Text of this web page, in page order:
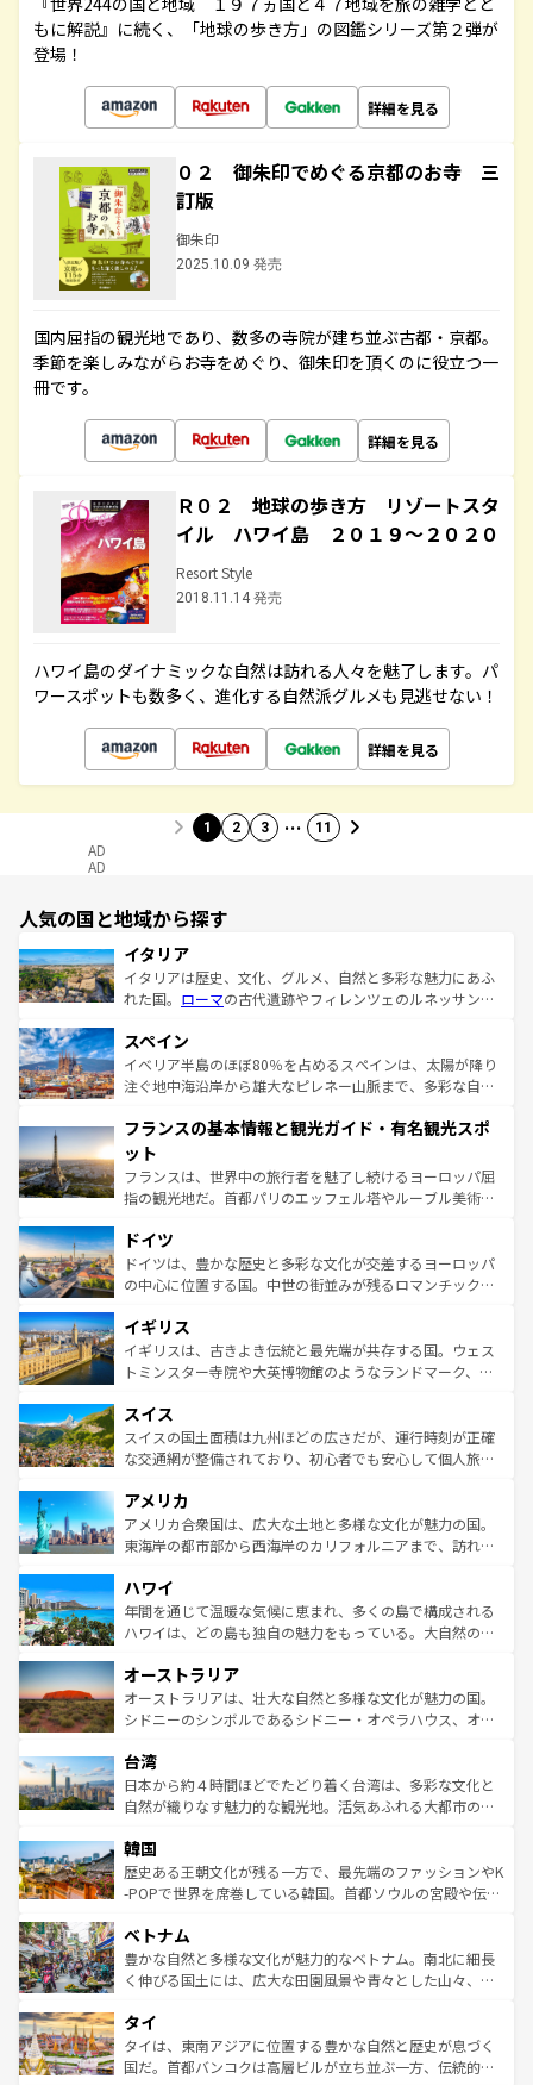
もに解説』に続く、「地球の歩き方」の図鑑シリーズ第２弾が
登場！
詳細を見る
０２ 御朱印でめぐる京都のお寺 三
訂版
御朱印
2025.10.09 発売
国内屈指の観光地であり、数多の寺院が建ち並ぶ古都・京都。
季節を楽しみながらお寺をめぐり、御朱印を頂くのに役立つ一
冊です。
詳細を見る
Ｒ０２ 地球の歩き方 リゾートスタ
イル ハワイ島 ２０１９～２０２０
Resort Style
2018.11.14 発売
ハワイ島のダイナミックな自然は訪れる人々を魅了します。パ
ワースポットも数多く、進化する自然派グルメも見逃せない！
詳細を見る
1 2 3 … 11
AD
AD
人気の国と地域から探す
イタリア
イタリアは歴史、文化、グルメ、自然と多彩な魅力にあふ
れた国。 ローマの古代遺跡やフィレンツェのルネッサンス
ろん、トスカーナの美しい田園風景やアマルフィ海岸の絶
景など、自然景観も見逃せない。観光の合間には、本場の
ピザやパスタなど、絶品のイタリア料理を堪能することも
ませてくれるイタリアで、忘れられない旅をしてみよう！
なお、新着のイタリア情報は
しい。
スペイン
イベリア半島のほぼ80％を占めるスペインは、太陽が降り
注ぐ地中海沿岸から雄大なピレネー山脈まで、多彩な自然
文化が根付くこの国では、情熱的なフラメンコ、熱気あふ
れる闘牛、そして美味しいタパスが生活の一部となってい
る。首都マドリードの洗練された雰囲気や、バルセロナの
アートに溢れた街角から、地方では古代ローマ遺跡や中世
せる。地方によって風土や気候が異なるスペインはその個
性で訪れる人を魅了する。 なお、新着のスペイン情報は コ
ンテンツ一覧を参照してほしい。
フランスの基本情報と観光ガイド・有名観光スポ
ット
フランスは、世界中の旅行者を魅了し続けるヨーロッパ屈
指の観光地だ。首都パリのエッフェル塔やルーブル美術館
で、幅広い魅力が詰まっている。華麗な宮殿、歴史的な大
聖堂、美しいビーチ、そして豊かな自然が、訪れる者を心
から魅了する。また、フランスは美食の国としても知ら
いる。シャンパンの発祥地であるランス、プロヴァンスの
香り高いラベンダー畑など、多彩な楽しみ方が可能だ。さ
らに、パリ以外の地域にも魅力が溢れており、どの街角に
れる地方に足を運ぶとそれぞれで全く異なる文化を体験で
きるだろう。 なお、新着のフランス情報はコンテンツ一覧
を参照してほしい。
ドイツ
ドイツは、豊かな歴史と多彩な文化が交差するヨーロッパ
の中心に位置する国。中世の街並みが残るロマンチック街
顔を持つこの国は、どこを歩いても飽きることがない。ベ
ルリンの文化的活気、バイエルン州のアルプスの絶景、そ
してライン川沿いのワイン畑といった風景は必見。ビール
は、お酒好きな人にはぜひ体験してほしい。 なお、新着の
ドイツ情報はコンテンツ一覧を参照してほしい。
イギリス
イギリスは、古きよき伝統と最先端が共存する国。ウェス
トミンスター寺院や大英博物館のようなランドマーク、歴
リアごとに異なる魅力がある。また、優雅なアフタヌーン
ティー、ビール好きにはたまらない英国パブ、サッカー観
戦など、本場だからこそできる体験も豊富。イギリスを旅
ンツ一覧を参照してほしい。
スイス
スイスの国土面積は九州ほどの広さだが、運行時刻が正確
な交通網が整備されており、初心者でも安心して個人旅行
の建物がそのまま残る町や、スイスならではのユニークな
博物館もあり、アルプス観光だけでなく町歩きも満喫する
ことができる。国民の所得が高いため物価も高いが、旅行
ば市内交通費無料で観光を楽しむこともできる。 なお、新
着のスイス情報はコンテンツ一覧 を参照してほしい。
アメリカ
アメリカ合衆国は、広大な土地と多様な文化が魅力の国。
東海岸の都市部から西海岸のカリフォルニアまで、訪れる
のような巨大都市は、観光、ショッピング、エンターテイ
ンメントが詰まった刺激的なスポットだ。一方、アメリカ
西部には大自然が広がり、グランドキャニオンやイエロー
部のニューオーリンズでは、音楽と美食が融合した独特の
文化が魅力。旅行者はアメリカの各地域で異なる魅力を楽
しみながら、その多様性と豊かな歴史を感じることができ
ならではの贅沢な旅のスタイルだ。 なお、新着のアメリカ
情報はコンテンツ一覧を参照してほしい。
ハワイ
年間を通じて温暖な気候に恵まれ、多くの島で構成される
ハワイは、どの島も独自の魅力をもっている。大自然の神
ワイ島は見逃せない。また、定番の観光地といえばオアフ
島だが、静かな自然を求めるならマウイ島やカウアイ島が
おすすめ。エメラルドグリーンに輝く海をはじめ、豊かな
れるおもてなしの心で訪れる人々を迎えてくれるハワイの
人々、おいしいローカルフードやハワイアンミュージッ
ク、伝統的なフラダンスなど、すべてがハワイの魅力を彩
ワイを、存分に味わってほしい。 なお、新着のハワイ情報
はコンテンツ一覧を参照してほしい。
オーストラリア
オーストラリアは、壮大な自然と多様な文化が魅力の国。
シドニーのシンボルであるシドニー・オペラハウス、オー
リアリーフや大陸中央部にそびえるウルル（エアーズロッ
ク）、タスマニアの美しい原生林やケアンズの熱帯雨林な
ど、見どころがたくさん。また、カフェやワイン、オージ
いる。アクティビティも充実しており、サーフィンやダイ
ビング、ハイキングなど、アウトドア好きにはたまらな
い。オーストラリアの多彩な魅力を存分に味わいつくそ
参照してほしい。
台湾
日本から約４時間ほどでたどり着く台湾は、多彩な文化と
自然が織りなす魅力的な観光地。活気あふれる大都市の台
ン）、静ひつな山岳地帯である台湾東部など、都市の喧騒
と山間の静けさが共存しており、訪れる人に新しい発見と
驚きをもたらしてくれる。また、奥深い台湾の食文化も魅
容にもいいと評判のスイーツなど、バラエティ豊かな料理
が味わえる。 なお、新着の台湾情報は コンテンツ一覧を参
照してほしい。
韓国
歴史ある王朝文化が残る一方で、最先端のファッションやK
-POPで世界を席巻している韓国。首都ソウルの宮殿や伝統
き、地方に足を延ばせば四季折々の自然美を楽しむことが
できる。そして、キムチや焼肉、絶品のストリートフード
まで、さまざまな韓国料理が待っている。夜には、韓国な
リティに包まれながら、韓国の多彩な魅力を心ゆくまで味
わってみてほしい。 なお、新着の韓国情報はコンテンツ一
覧を参照してほしい。
ベトナム
豊かな自然と多様な文化が魅力的なベトナム。南北に細長
く伸びる国土には、広大な田園風景や青々とした山々、世
急速な発展と共に伝統が息づく。ハノイの古い町並みやホ
ーチミン市のフランス統治時代の建物も、独特の雰囲気を
醸し出している。また、バラエティの豊かさとおいしさで
タイ
タイは、東南アジアに位置する豊かな自然と歴史が息づく
国だ。首都バンコクは高層ビルが立ち並ぶ一方、伝統的な